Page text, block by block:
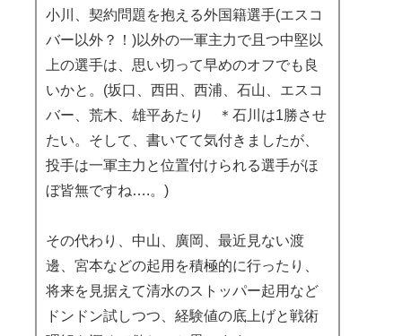
小川、契約問題を抱える外国籍選手(エスコ
バー以外？！)以外の一軍主力で且つ中堅以
上の選手は、思い切って早めのオフでも良
いかと。(坂口、西田、西浦、石山、エスコ
バー、荒木、雄平あたり ＊石川は1勝させ
たい。そして、書いてて気付きましたが、
投手は一軍主力と位置付けられる選手がほ
ぼ皆無ですね….。)
その代わり、中山、廣岡、最近見ない渡
邊、宮本などの起用を積極的に行ったり、
将来を見据えて清水のストッパー起用など
ドンドン試しつつ、経験値の底上げと戦術